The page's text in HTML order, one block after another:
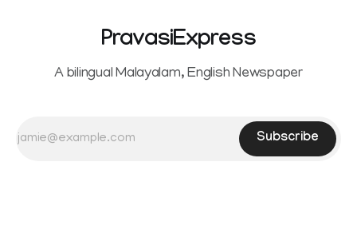
PravasiExpress
A bilingual Malayalam, English Newspaper
Subscribe